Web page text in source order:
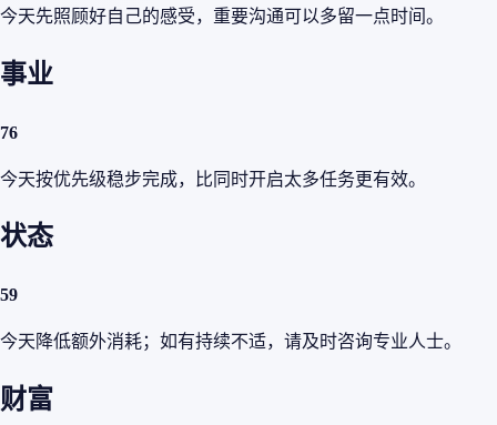
今天先照顾好自己的感受，重要沟通可以多留一点时间。
事业
76
今天按优先级稳步完成，比同时开启太多任务更有效。
状态
59
今天降低额外消耗；如有持续不适，请及时咨询专业人士。
财富